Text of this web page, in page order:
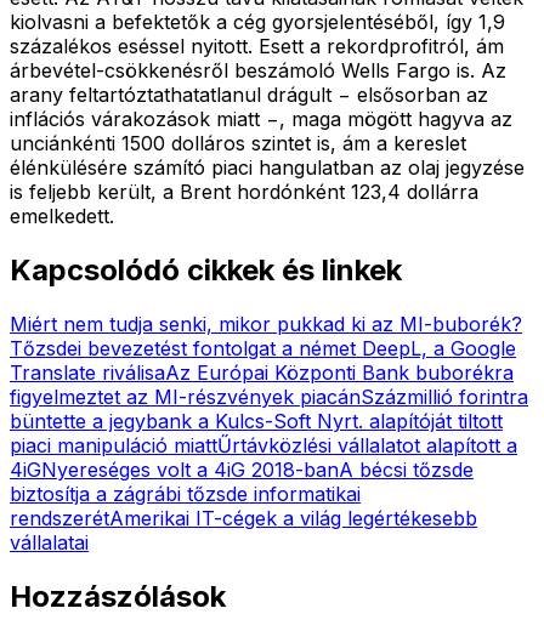
kiolvasni a befektetők a cég gyorsjelentéséből, így 1,9
százalékos eséssel nyitott. Esett a rekordprofitról, ám
árbevétel-csökkenésről beszámoló Wells Fargo is. Az
arany feltartóztathatatlanul drágult − elsősorban az
inflációs várakozások miatt −, maga mögött hagyva az
unciánkénti 1500 dolláros szintet is, ám a kereslet
élénkülésére számító piaci hangulatban az olaj jegyzése
is feljebb került, a Brent hordónként 123,4 dollárra
emelkedett.
Kapcsolódó cikkek és linkek
Miért nem tudja senki, mikor pukkad ki az MI-buborék?
Tőzsdei bevezetést fontolgat a német DeepL, a Google
Translate riválisaAz Európai Központi Bank buborékra
figyelmeztet az MI-részvények piacánSzázmillió forintra
büntette a jegybank a Kulcs-Soft Nyrt. alapítóját tiltott
piaci manipuláció miattŰrtávközlési vállalatot alapított a
4iGNyereséges volt a 4iG 2018-banA bécsi tőzsde
biztosítja a zágrábi tőzsde informatikai
rendszerétAmerikai IT-cégek a világ legértékesebb
vállalatai
Hozzászólások